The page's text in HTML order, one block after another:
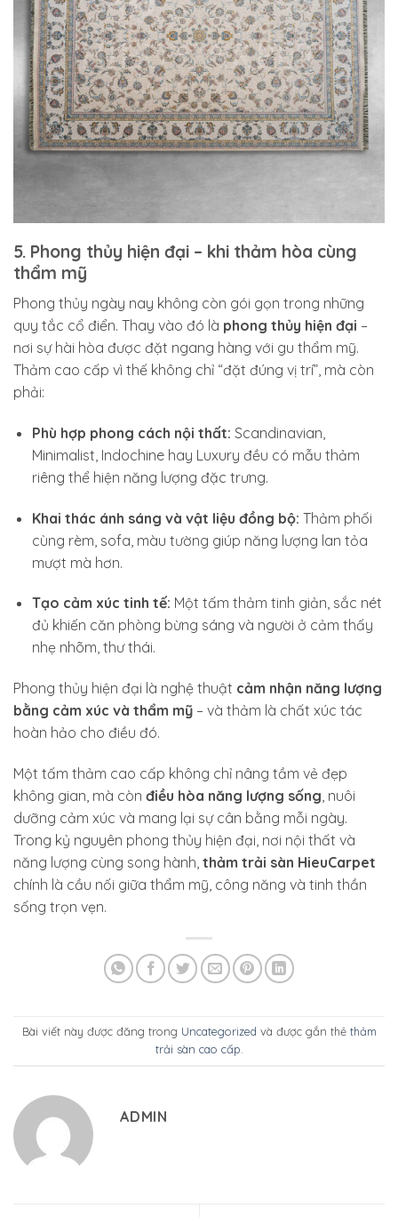
5. Phong thủy hiện đại – khi thảm hòa cùng
thẩm mỹ
Phong thủy ngày nay không còn gói gọn trong những
quy tắc cổ điển. Thay vào đó là phong thủy hiện đại –
nơi sự hài hòa được đặt ngang hàng với gu thẩm mỹ.
Thảm cao cấp vì thế không chỉ “đặt đúng vị trí”, mà còn
phải:
Phù hợp phong cách nội thất: Scandinavian,
Minimalist, Indochine hay Luxury đều có mẫu thảm
riêng thể hiện năng lượng đặc trưng.
Khai thác ánh sáng và vật liệu đồng bộ: Thảm phối
cùng rèm, sofa, màu tường giúp năng lượng lan tỏa
mượt mà hơn.
Tạo cảm xúc tinh tế: Một tấm thảm tinh giản, sắc nét
đủ khiến căn phòng bừng sáng và người ở cảm thấy
nhẹ nhõm, thư thái.
Phong thủy hiện đại là nghệ thuật cảm nhận năng lượng
bằng cảm xúc và thẩm mỹ – và thảm là chất xúc tác
hoàn hảo cho điều đó.
Một tấm thảm cao cấp không chỉ nâng tầm vẻ đẹp
không gian, mà còn điều hòa năng lượng sống , nuôi
dưỡng cảm xúc và mang lại sự cân bằng mỗi ngày.
Trong kỷ nguyên phong thủy hiện đại, nơi nội thất và
năng lượng cùng song hành, thảm trải sàn HieuCarpet
chính là cầu nối giữa thẩm mỹ, công năng và tinh thần
sống trọn vẹn.
Bài viết này được đăng trong Uncategorized và được gắn thẻ thảm
trải sàn cao cấp.
ADMIN